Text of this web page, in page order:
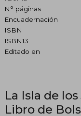
N° páginas
Encuadernación
ISBN
ISBN13
Editado en
La Isla de
Libro de